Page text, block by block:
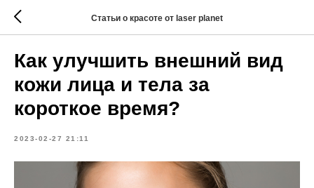
Статьи о красоте от laser planet
Как улучшить внешний вид
кожи лица и тела за
короткое время?
2023-02-27 21:11